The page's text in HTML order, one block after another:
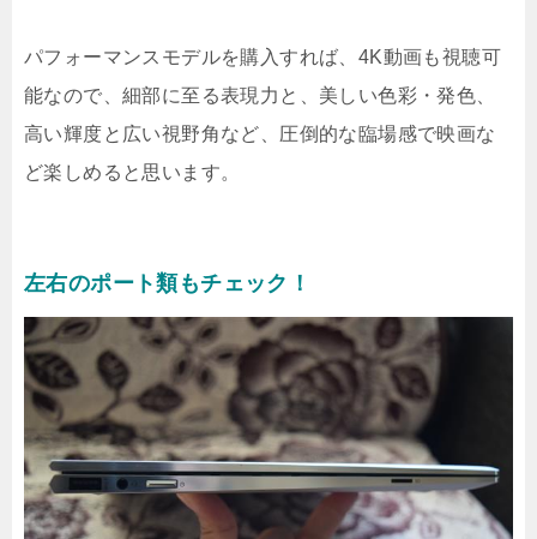
パフォーマンスモデルを購入すれば、4K動画も視聴可
能なので、細部に至る表現力と、美しい色彩・発色、
高い輝度と広い視野角など、圧倒的な臨場感で映画な
ど楽しめると思います。
左右のポート類もチェック！